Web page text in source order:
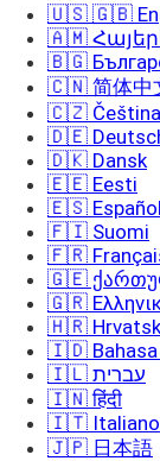
🇺🇸 🇬🇧
🇦🇲
🇧🇬
🇨🇳 简体中
🇨🇿 Čeština
🇩🇪
🇩🇰 Dansk
🇪🇪 Eesti
🇪🇸 Español
🇫🇮 Suomi
🇫🇷
🇬🇪
🇬🇷
🇭🇷
🇮🇩 Bahasa
🇮🇱 עברית
🇮🇳 हिंदी
🇮🇹 Italiano
🇯🇵 日本語